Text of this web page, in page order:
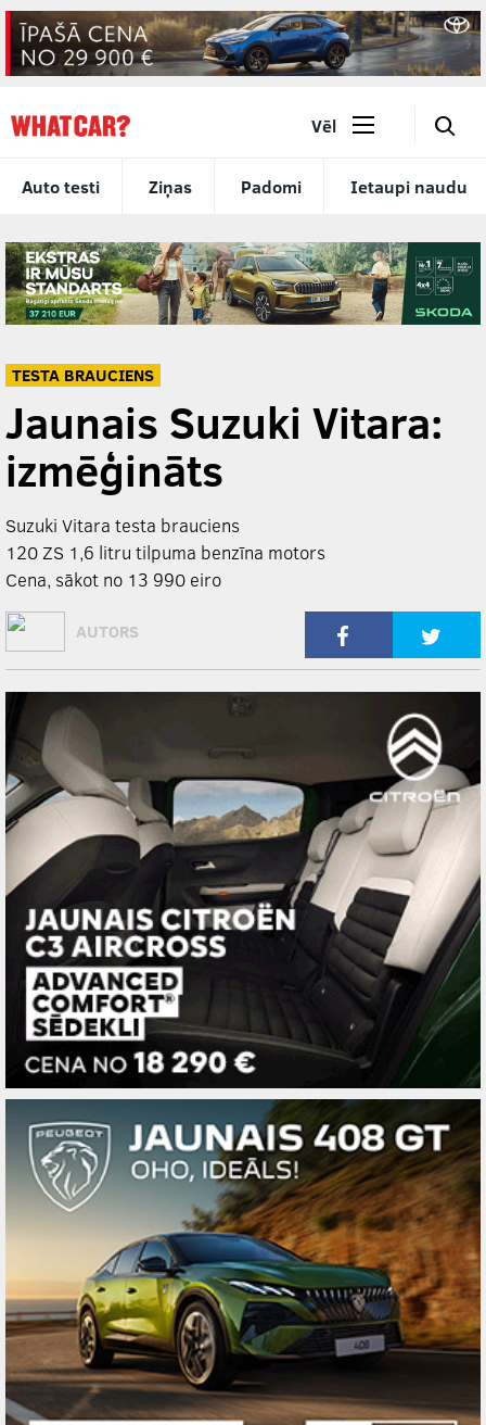
Auto testi Ziņas Padomi Ietaupi naudu
Vēl 🔎
TESTA BRAUCIENS
Jaunais Suzuki Vitara:
izmēģināts
Suzuki Vitara testa brauciens
120 ZS 1,6 litru tilpuma benzīna motors
Cena, sākot no 13 990 eiro
AUTORS